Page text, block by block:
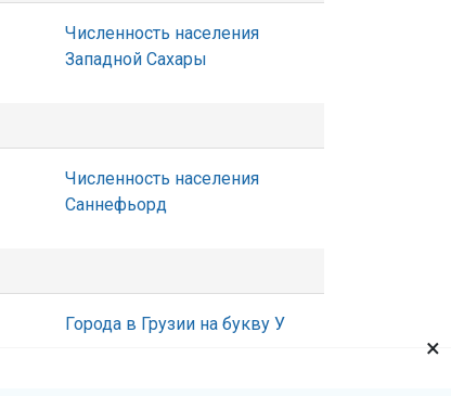
Численность населения
Западной Сахары
Численность населения
Саннефьорд
Города в Грузии на букву У
×